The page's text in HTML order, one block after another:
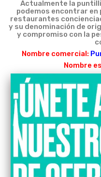
Actualmente la
podemos encontrar
restaurantes
y su denominación de
y compromiso con la
Nombre comercial:
Nombre
Nombre
FAO
TAMAÑO A LA
CONSERVACIÓN:
Precio por
País de